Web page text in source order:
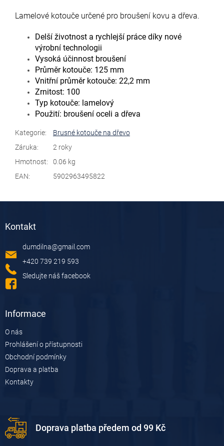
Lamelové kotouče určené pro broušení kovu a dřeva.
Delší životnost a rychlejší práce díky nové
výrobní technologii
Vysoká účinnost broušení
Průměr kotouče: 125 mm
Vnitřní průměr kotouče: 22,2 mm
Zrnitost: 100
Typ kotouče: lamelový
Použití: broušení oceli a dřeva
Kategorie:
Brusné kotouče na dřevo
Záruka:
2 roky
Hmotnost:
0.06 kg
EAN: 5902963495822
Kontakt
dumdilna@gmail.com
+420 739 219 593
Sledujte náš facebook
Informace
O nás
Prohlášení o přístupnosti
Obchodní podmínky
Doprava a platba
Kontakty
Doprava platba předem od 99 Kč